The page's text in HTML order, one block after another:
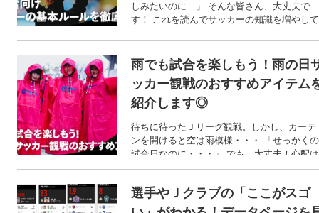
しみたいのに…」 そんな皆さん、大丈夫で
す！ これを読んでサッカーの知識を増やして
雨でも試合を楽しもう！雨の日
ッカー観戦のおすすめアイテム
紹介します◎
待ちに待ったＪリーグ観戦。しかし、カーテ
ンを開けると空は雨模様・・・ 「せっかくの
試合日なのに・・・」 でも、大丈夫！心配は
必要ありません◎ 雨の日だって、Ｊリーグの
とおすすめアイテムを紹介します！
選手やＪクラブの「ここがスゴ